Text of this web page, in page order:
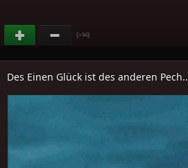
(+94)
Des Einen Glück ist des anderen Pech..